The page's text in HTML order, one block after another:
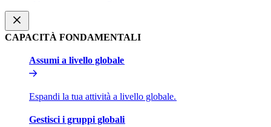
CAPACITÀ FONDAMENTALI​​
Assumi a livello globale​​
Espandi la tua attività a livello globale.​​
Gestisci i gruppi globali​​